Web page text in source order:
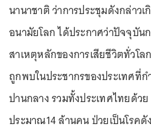
นานาชาติ ว่าการประชุมดังกล่าว
อนามัยโลก ได้ประกาศว่าปัจจุบัน
สาเหตุหลักของการเสียชีวิตทั่วโล
ถูกพบในประชากรของประเทศที่
ปานกลาง รวมทั้งประเทศไทยด้ว
ประมาณ14 ล้านคน ป่วยเป็นโรคดั